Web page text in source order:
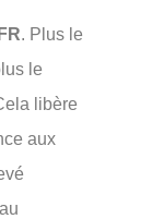
. Plus le
le
libère
aux